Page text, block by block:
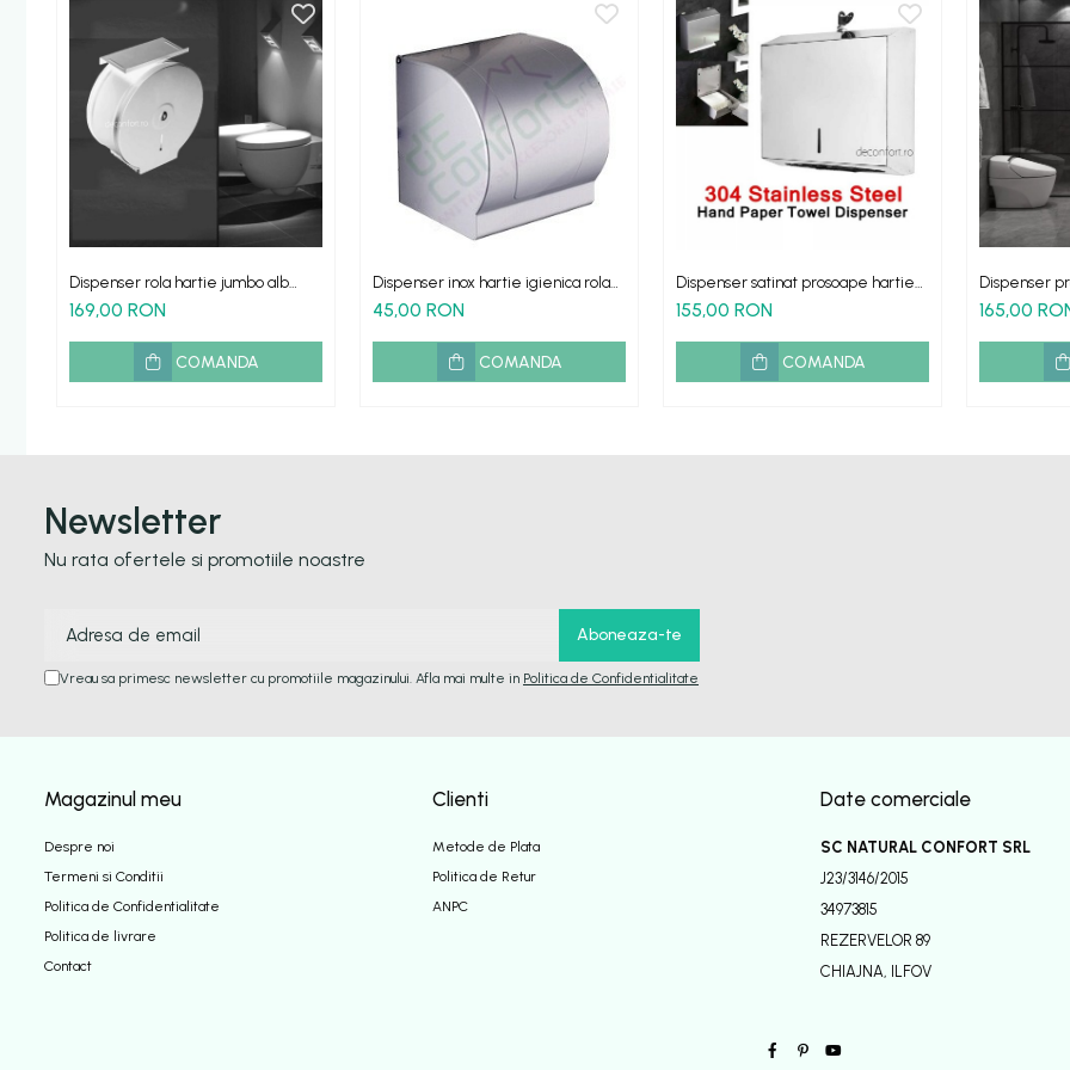
Dispenser rola hartie jumbo alb
metalic antivandalism cu suport
hartie Milano
169,00 RON
COMANDA
Dispenser inox hartie igienica rola
mica
45,00 RON
COMANDA
Dispenser satinat prosoape hartie
capacitate 300buc metalic
155,00 RON
COMANDA
Dispenser
300buc
165,00
Newsletter
Nu rata ofertele si promotiile noastre
Vreau sa primesc newsletter cu promotiile magazinului. Afla mai multe in Politica de Confidentialitate
Magazinul meu
Despre noi
Termeni si Conditii
Politica de Confidentialitate
Politica de livrare
Contact
Clienti
Metode de Plata
Politica de Retur
ANPC
Date comerciale
SC NATURAL CONFORT SRL
J23/3146/2015
34973815
REZERVELOR 89
CHIAJNA, ILFOV